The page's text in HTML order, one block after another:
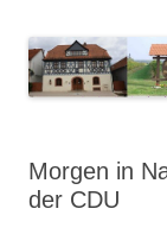
Morgen in
der CDU